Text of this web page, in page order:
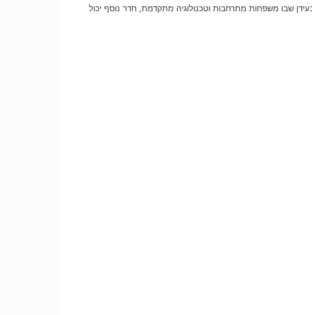
שבו משפחות מתרחבות וטכנולוגיה מתקדמת, חדר נוסף יכול